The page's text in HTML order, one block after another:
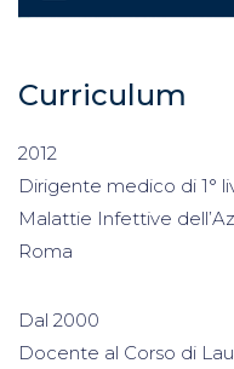
Curriculum
2012
Dirigente medico di 1°
Malattie Infettive
Roma
Dal 2000
Docente al Corso di